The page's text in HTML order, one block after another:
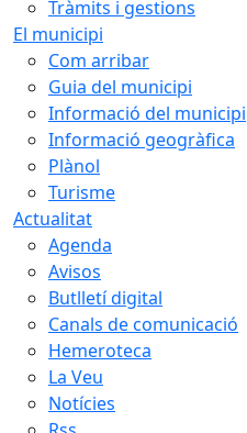
Tràmits i gestions
El municipi
Com arribar
Guia del municipi
Informació del municipi
Informació geogràfica
Plànol
Turisme
Actualitat
Agenda
Avisos
Butlletí digital
Canals de comunicació
Hemeroteca
La Veu
Notícies